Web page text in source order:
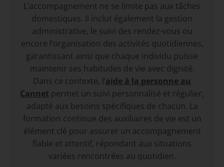
L’accompagnement ne se limite pas aux tâches
domestiques. Il inclut également la gestion
administrative, le suivi des rendez-vous ou
encore l’organisation des activités quotidiennes,
garantissant ainsi que chaque individu puisse
maintenir ses habitudes de vie avec dignité.
Dans ce contexte, l’aide à la personne au
Cannet permet un suivi personnalisé et régulier,
adapté aux besoins spécifiques de chacun. La
formation continue des auxiliaires de vie est un
élément clé pour assurer un accompagnement
fiable et attentif, répondant aux situations
variées rencontrées au quotidien.